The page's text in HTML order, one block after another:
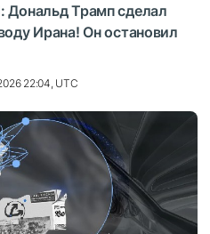
Трамп сделал
Ирана! Он остановил
22:04, UTC